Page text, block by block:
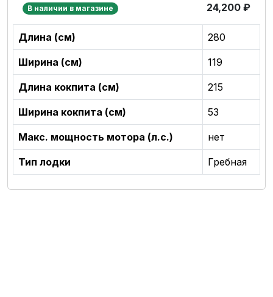
В наличии в магазине 24,200 ₽
Длина (см) 280
Ширина (см) 119
Длина кокпита (см) 215
Ширина кокпита (см) 53
Макс. мощность мотора (л.с.) нет
Тип лодки Гребная